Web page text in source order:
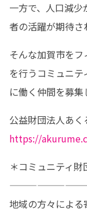
一方で、人口減
者の活躍が期待さ
そんな加賀市をフ
を行うコミュニ
に働く仲間を募集
公益財団法人あく
https://
＊コミュニティ財
地域の方々によ